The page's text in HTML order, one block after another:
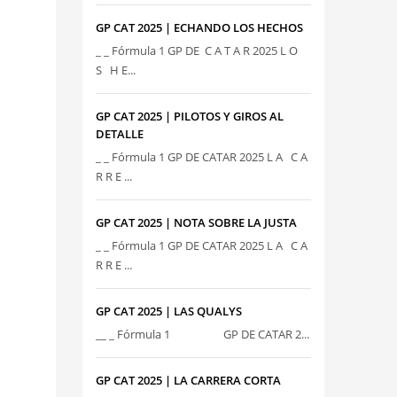
GP CAT 2025 | ECHANDO LOS HECHOS
_ _ Fórmula 1 GP DE C A T A R 2025 L O
S H E...
GP CAT 2025 | PILOTOS Y GIROS AL
DETALLE
_ _ Fórmula 1 GP DE CATAR 2025 L A C A
R R E ...
GP CAT 2025 | NOTA SOBRE LA JUSTA
_ _ Fórmula 1 GP DE CATAR 2025 L A C A
R R E ...
GP CAT 2025 | LAS QUALYS
__ _ Fórmula 1 GP DE CATAR 2...
GP CAT 2025 | LA CARRERA CORTA